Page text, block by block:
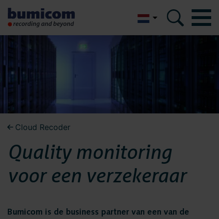
English
Bumicom
Over Bumicom
Bumicom referenties
Bumicom
certificeringen
Bumicom certificeringen
Privacy en data security
Vacatures
Oplossingen
Voice logging
Cloud Recoder
Quality monitoring
voor een verzekeraar
Bumicom is de business partner van een van de